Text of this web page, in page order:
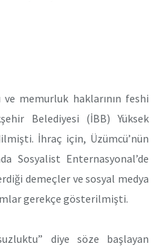
memurluk haklarının feshi
Belediyesi (İBB) Yüksek
İhraç için, Üzümcü’nün
Sosyalist Enternasyonal’de
demeçler ve sosyal medya
gerekçe gösterilmişti.
diye söze başlayan